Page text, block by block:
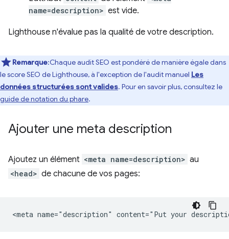
name=description> est vide.
Lighthouse n'évalue pas la qualité de votre description.
Remarque:Chaque audit SEO est pondéré de manière égale dans
le score SEO de Lighthouse, à l'exception de l'audit manuel Les
données structurées sont valides. Pour en savoir plus, consultez le
guide de notation du phare.
Ajouter une meta description
Ajoutez un élément <meta name=description> au
<head> de chacune de vos pages: